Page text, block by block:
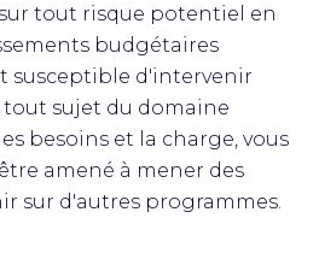
tout risque potentiel en
budgétaires
susceptible d'intervenir
sujet du domaine
besoins et la charge, vous
amené à mener des
sur d'autres programmes.